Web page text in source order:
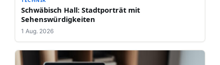
Schwäbisch Hall: Stadtporträt mit
Sehenswürdigkeiten
1 Aug. 2026